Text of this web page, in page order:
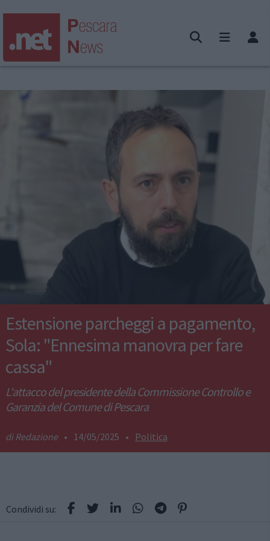
Estensione parcheggi a pagamento,
Sola: "Ennesima manovra per fare
cassa"
L'attacco del presidente della Commissione Controllo e
Garanzia del Comune di Pescara
Redazione • 14/05/2025 • Politica
Condividi su: